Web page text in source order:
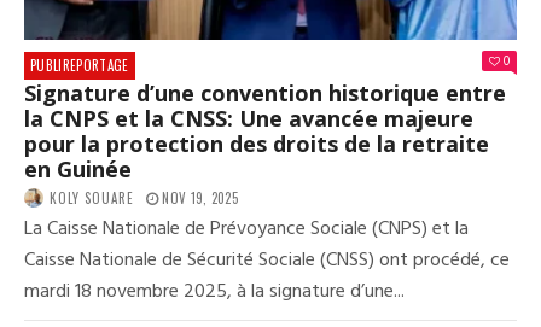
PUBLIREPORTAGE 0
Signature d’une convention historique entre
la CNPS et la CNSS: Une avancée majeure
pour la protection des droits de la retraite
en Guinée
KOLY SOUARE NOV 19, 2025
La Caisse Nationale de Prévoyance Sociale (CNPS) et la
Caisse Nationale de Sécurité Sociale (CNSS) ont procédé, ce
mardi 18 novembre 2025, à la signature d’une...